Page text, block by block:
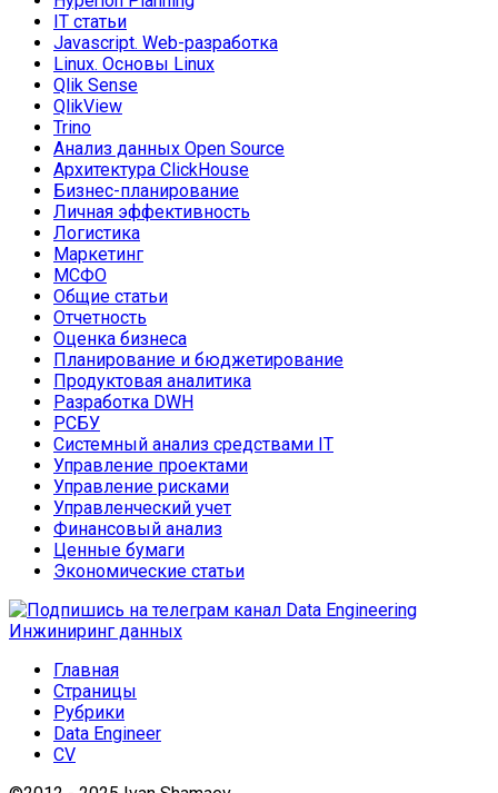
IT статьи
Javascript. Web-разработка
Linux. Основы Linux
Qlik Sense
QlikView
Trino
Анализ данных Open Source
Архитектура ClickHouse
Бизнес-планирование
Личная эффективность
Логистика
Маркетинг
МСФО
Общие статьи
Отчетность
Оценка бизнеса
Планирование и бюджетирование
Продуктовая аналитика
Разработка DWH
РСБУ
Системный анализ средствами IT
Управление проектами
Управление рисками
Управленческий учет
Финансовый анализ
Ценные бумаги
Экономические статьи
Главная
Страницы
Рубрики
Data Engineer
CV